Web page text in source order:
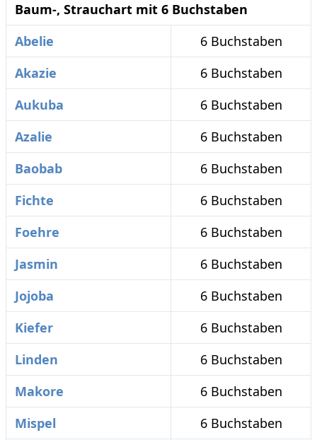
Baum-, Strauchart mit 6 Buchstaben
Abelie
6 Buchstaben
Akazie
6 Buchstaben
Aukuba
6 Buchstaben
Azalie
6 Buchstaben
Baobab
6 Buchstaben
Fichte
6 Buchstaben
Foehre
6 Buchstaben
Jasmin
6 Buchstaben
Jojoba
6 Buchstaben
Kiefer
6 Buchstaben
Linden
6 Buchstaben
Makore
6 Buchstaben
Mispel
6 Buchstaben